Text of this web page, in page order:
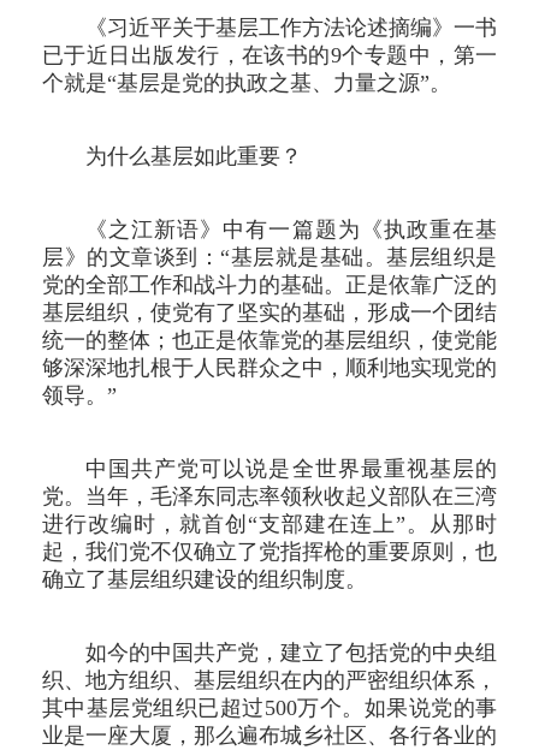
《习近平关于基层工作方法论述摘编》一书
已于近日出版发行，在该书的9个专题中，第一
个就是“基层是党的执政之基、力量之源”。
为什么基层如此重要？
《之江新语》中有一篇题为《执政重在基
层》的文章谈到：“基层就是基础。基层组织是
党的全部工作和战斗力的基础。正是依靠广泛的
基层组织，使党有了坚实的基础，形成一个团结
统一的整体；也正是依靠党的基层组织，使党能
够深深地扎根于人民群众之中，顺利地实现党的
领导。”
中国共产党可以说是全世界最重视基层的
党。当年，毛泽东同志率领秋收起义部队在三湾
进行改编时，就首创“支部建在连上”。从那时
起，我们党不仅确立了党指挥枪的重要原则，也
确立了基层组织建设的组织制度。
如今的中国共产党，建立了包括党的中央组
织、地方组织、基层组织在内的严密组织体系，
其中基层党组织已超过500万个。如果说党的事
业是一座大厦，那么遍布城乡社区、各行各业的